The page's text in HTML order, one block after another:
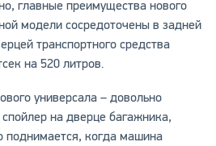
главные преимущества нового
модели сосредоточены в задней
транспортного средства
на 520 литров.
универсала – довольно
на дверце багажника,
поднимается, когда машина